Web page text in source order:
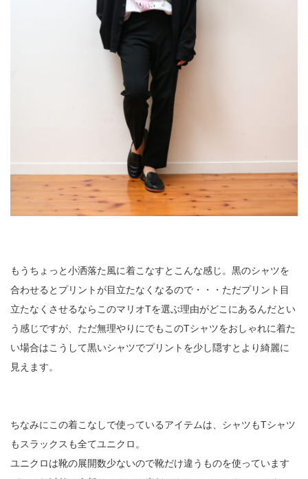
もうちょっと小洒落た風に着こなすとこんな感じ。黒のシャツを
合わせるとプリントが目立たなくなるので・・・ただプリント目
立たなくさせるならこのマリオTを選ぶ理由がどこにあるんだとい
う感じですが、ただ無理やりにでもこのTシャツをおしゃれに着た
い場合はこうして黒いシャツでプリントを少し隠すとより綺麗に
見えます。
ちなみにこの着こなしで使っているアイテムは、シャツもTシャツ
もスラックスも全てユニクロ。
ユニクロは靴の展開数少ないので靴だけ違うものを使っています